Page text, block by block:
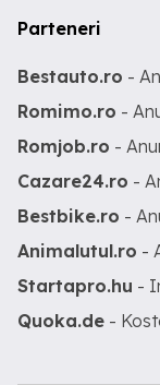
Parteneri
Bestauto.ro -
Romimo.ro -
Romjob.ro -
Cazare24.ro -
Bestbike.ro -
Animalutul.ro -
Startapro.hu -
Quoka.de -